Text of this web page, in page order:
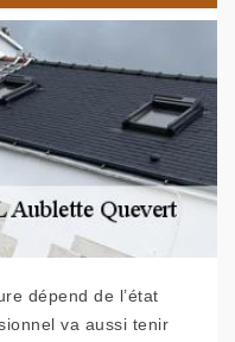
dépend de l’état
va aussi tenir